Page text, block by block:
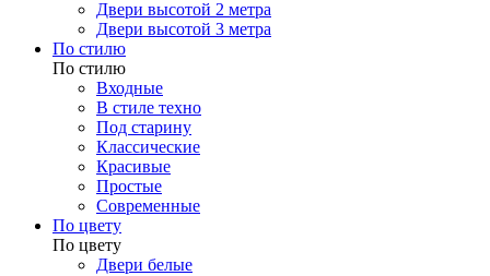
Двери высотой 2 метра
Двери высотой 3 метра
По стилю
По стилю
Входные
В стиле техно
Под старину
Классические
Красивые
Простые
Современные
По цвету
По цвету
Двери белые